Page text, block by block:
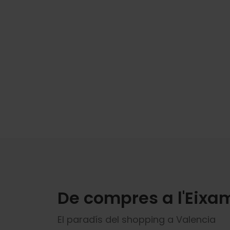
De compres a
El paradís del shopping a Valencia